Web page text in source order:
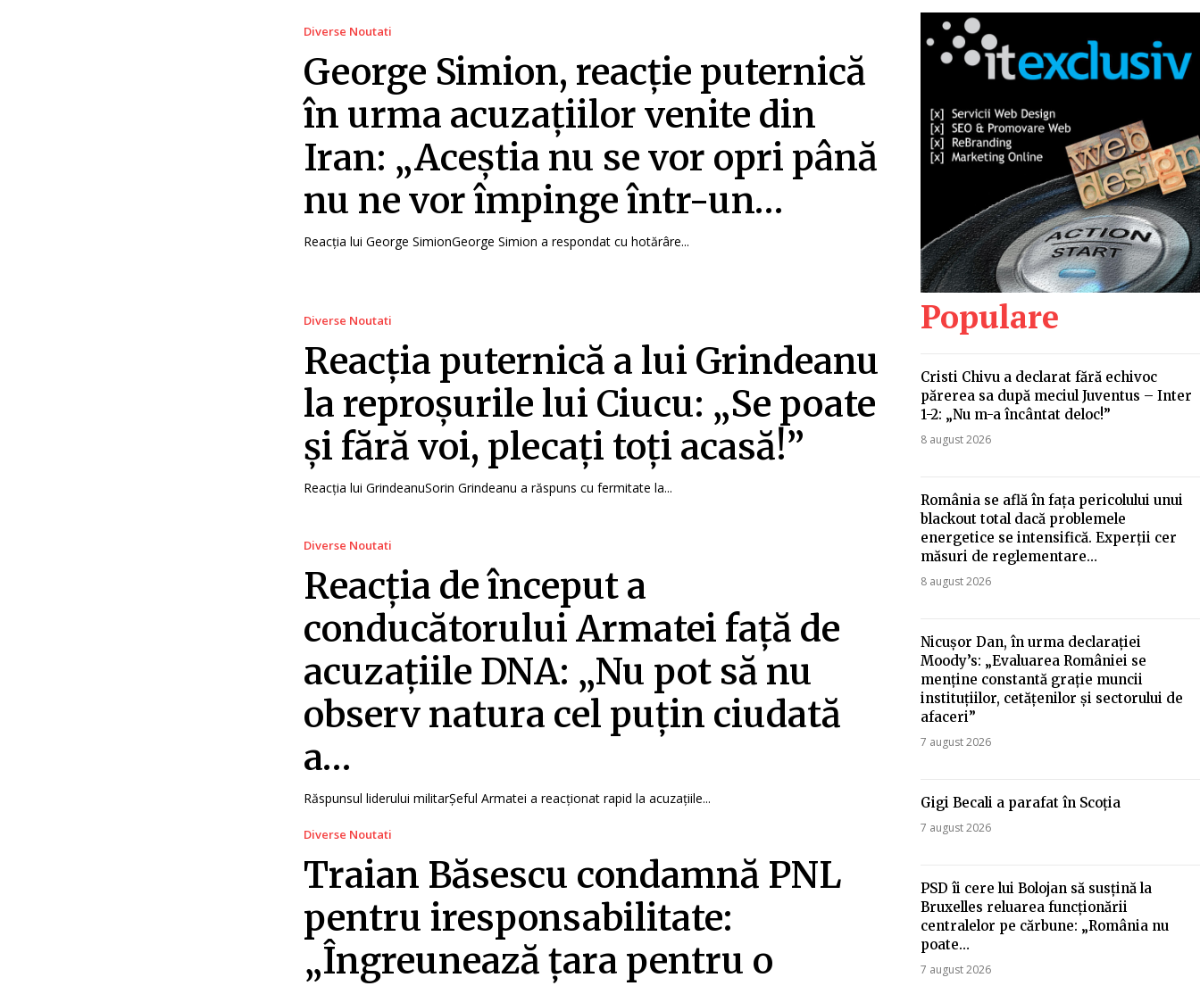
Diverse Noutati
George Simion, reacție puternică
în urma acuzațiilor venite din
Iran: „Aceștia nu se vor opri până
nu ne vor împinge într-un…
Reacția lui George SimionGeorge Simion a respondat cu hotărâre...
Diverse Noutati
Reacția puternică a lui Grindeanu
la reproșurile lui Ciucu: „Se poate
și fără voi, plecați toți acasă!”
Reacția lui GrindeanuSorin Grindeanu a răspuns cu fermitate la...
Diverse Noutati
Reacția de început a
conducătorului Armatei față de
acuzațiile DNA: „Nu pot să nu
observ natura cel puțin ciudată
a…
Răspunsul liderului militarȘeful Armatei a reacționat rapid la acuzațiile...
Diverse Noutati
Traian Băsescu condamnă PNL
pentru iresponsabilitate:
„Îngreunează țara pentru o
Populare
Cristi Chivu a declarat fără echivoc
părerea sa după meciul Juventus – Inter
1-2: „Nu m-a încântat deloc!”
8 august 2026
România se află în fața pericolului unui
blackout total dacă problemele
energetice se intensifică. Experții cer
măsuri de reglementare…
8 august 2026
Nicușor Dan, în urma declarației
Moody’s: „Evaluarea României se
menține constantă grație muncii
instituțiilor, cetățenilor și sectorului de
afaceri”
7 august 2026
Gigi Becali a parafat în Scoția
7 august 2026
PSD îi cere lui Bolojan să susțină la
Bruxelles reluarea funcționării
centralelor pe cărbune: „România nu
poate…
7 august 2026